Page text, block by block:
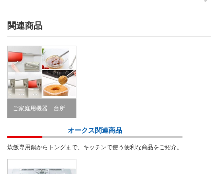
関連商品
ご家庭用機器 台所
オークス関連商品
炊飯専用鍋からトングまで、キッチンで使う便利な商品をご紹介。